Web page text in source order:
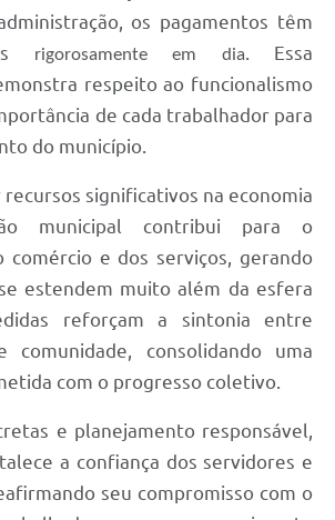
os pagamentos têm
rigorosamente em dia. Essa
respeito ao funcionalismo
de cada trabalhador para
do município.
significativos na economia
municipal contribui para o
comércio e dos serviços, gerando
estendem muito além da esfera
reforçam a sintonia entre
comunidade, consolidando uma
com o progresso coletivo.
e planejamento responsável,
a confiança dos servidores e
seu compromisso com o